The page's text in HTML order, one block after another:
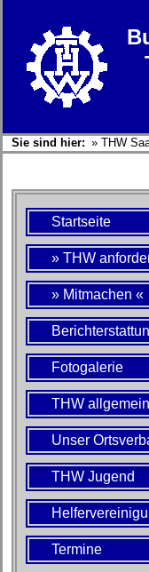
Sie sind hier: » THW
Startseite
» THW
» Mitmachen «
Fotogalerie
THW allgemein
Unser
THW Jugend
Termine